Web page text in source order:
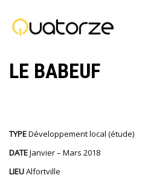
LE BABEUF
TYPEDéveloppement local (étude)
DATEJanvier – Mars 2018
LIEUAlfortville